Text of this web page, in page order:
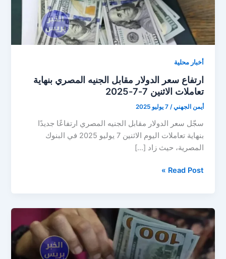
أخبار محلية
ارتفاع سعر الدولار مقابل الجنيه المصري بنهاية
تعاملات الاثنين 7-7-2025
أيمن الجهني/7 يوليو 2025
سجّل سعر الدولار مقابل الجنيه المصري ارتفاعًا جديدًا
بنهاية تعاملات اليوم الاثنين 7 يوليو 2025 في البنوك
المصرية، حيث زاد […]
ارتفاع
مقابل
الجنيه
المصري
بنهاية
تعاملات
Read Post »